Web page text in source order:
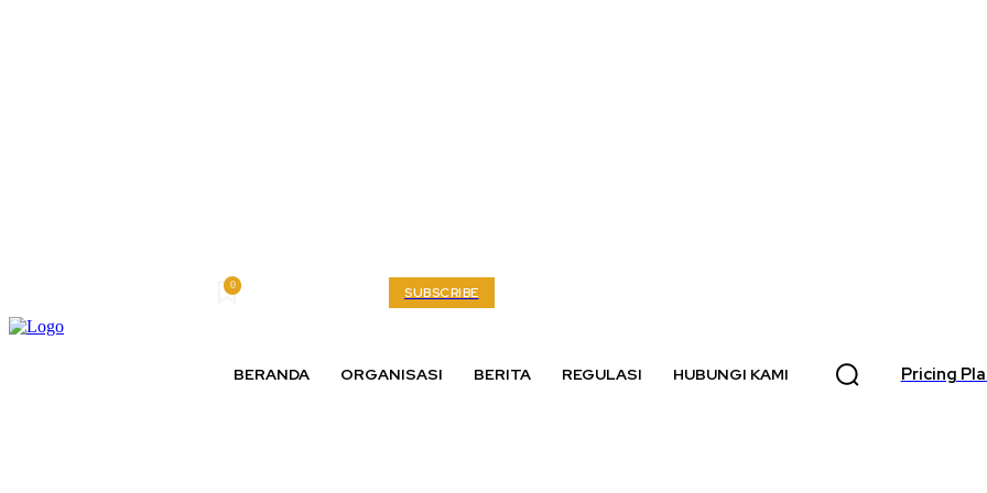
0 SUBSCRIBE
BERANDA ORGANISASI BERITA REGULASI HUBUNGI KAMI Pricing